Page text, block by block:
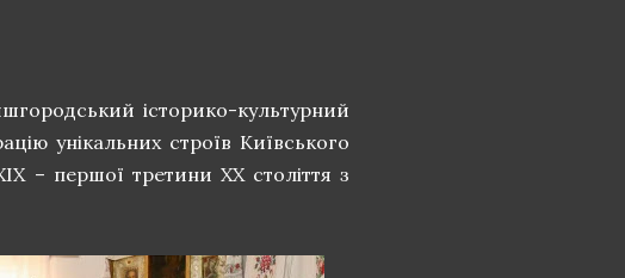
історико-культурний
унікальних строїв Київського
– першої третини ХХ століття з